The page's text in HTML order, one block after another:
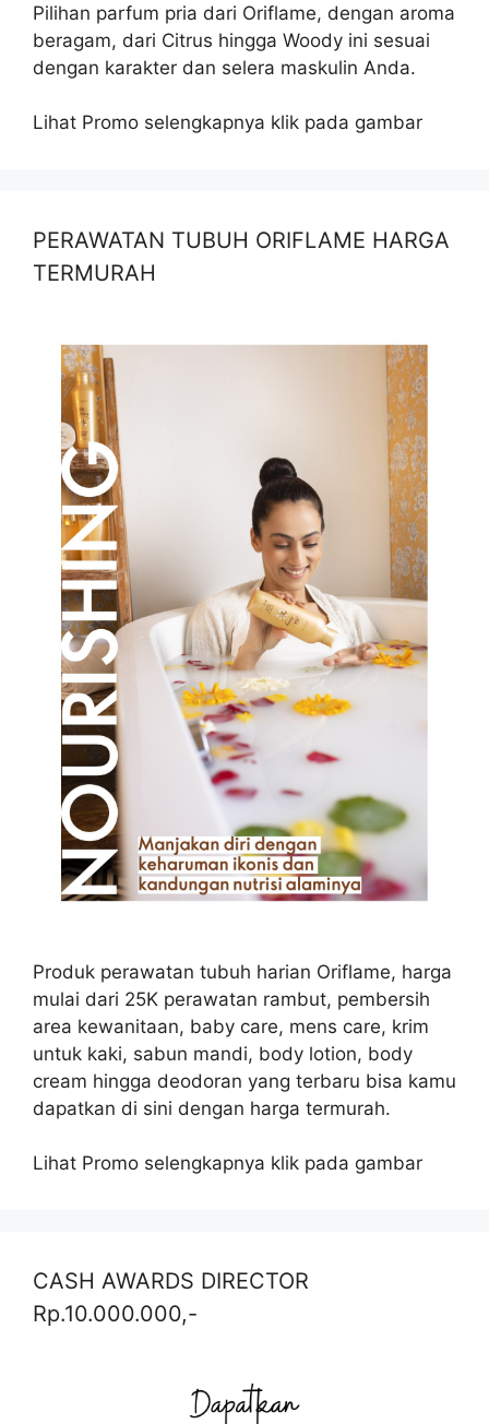
Pilihan parfum pria dari Oriflame, dengan aroma
beragam, dari Citrus hingga Woody ini sesuai
dengan karakter dan selera maskulin Anda.
Lihat Promo selengkapnya klik pada gambar
PERAWATAN TUBUH ORIFLAME HARGA
TERMURAH
Produk perawatan tubuh harian Oriflame, harga
mulai dari 25K perawatan rambut, pembersih
area kewanitaan, baby care, mens care, krim
untuk kaki, sabun mandi, body lotion, body
cream hingga deodoran yang terbaru bisa kamu
dapatkan di sini dengan harga termurah.
Lihat Promo selengkapnya klik pada gambar
CASH AWARDS DIRECTOR
Rp.10.000.000,-